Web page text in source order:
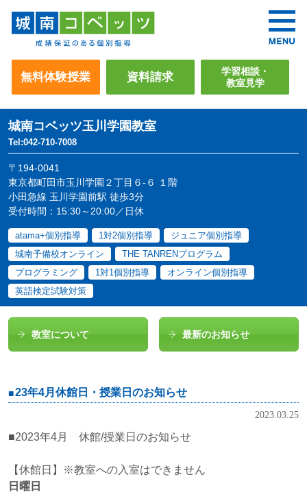
無料体験授業 資料請求
学習相談・
教室見学
城南コベッツ玉川学園教室
Tel:042-710-7008
〒194-0041
東京都町田市玉川学園２丁目６-６ １階
小田急線 玉川学園前駅 徒歩3分
受付時間：15:30～20:00／日休
atama+個別指導 1対2個別指導
ジュニア個別指導
城南予備校オンライン
THE TANRENプログラム
プログラミング
1対1個別指導
オンライン個別指導
英語検定試験対策
教室について 最新のお知らせ
23年4月休館日・授業日のお知らせ
2023.03.25
■2023年4月 休館/授業日のお知らせ
【休館日】※教室への入室はできません
日曜日